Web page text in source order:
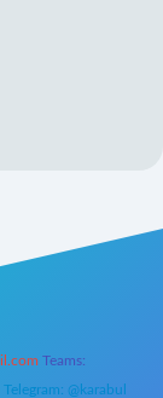
Teams:
Telegram: @karabul